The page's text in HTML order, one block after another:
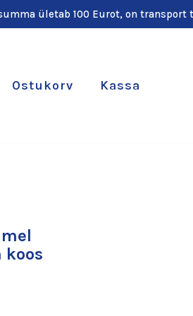
ületab 100 Eurot, on transport
Ostukorv Kassa
koos